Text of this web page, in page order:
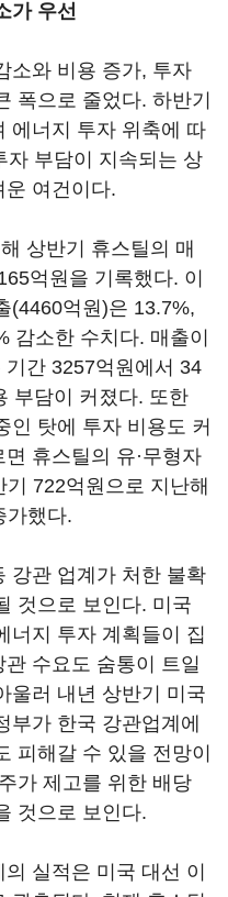
가 우선
소와 비용 증가, 투자
폭으로 줄었다. 하반기
에너지 투자 위축에 따
자 부담이 지속되는 상
운 여건이다.
상반기 휴스틸의 매
억원을 기록했다. 이
(4460억원)은 13.7%,
감소한 수치다. 매출이
간 3257억원에서 34
부담이 커졌다. 또한
인 탓에 투자 비용도 커
휴스틸의 유·무형자
722억원으로 지난해
가했다.
강관 업계가 처한 불확
것으로 보인다. 미국
너지 투자 계획들이 집
수요도 숨통이 트일
울러 내년 상반기 미국
부가 한국 강관업계에
피해갈 수 있을 전망이
가 제고를 위한 배당
것으로 보인다.
실적은 미국 대선 이